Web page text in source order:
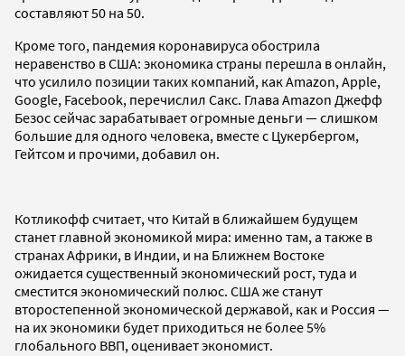
составляют 50 на 50.
Кроме того, пандемия коронавируса обострила
неравенство в США: экономика страны перешла в онлайн,
что усилило позиции таких компаний, как Amazon, Apple,
Google, Facebook, перечислил Сакс. Глава Amazon Джефф
Безос сейчас зарабатывает огромные деньги — слишком
большие для одного человека, вместе с Цукербергом,
Гейтсом и прочими, добавил он.
Котликофф считает, что Китай в ближайшем будущем
станет главной экономикой мира: именно там, а также в
странах Африки, в Индии, и на Ближнем Востоке
ожидается существенный экономический рост, туда и
сместится экономический полюс. США же станут
второстепенной экономической державой, как и Россия —
на их экономики будет приходиться не более 5%
глобального ВВП, оценивает экономист.